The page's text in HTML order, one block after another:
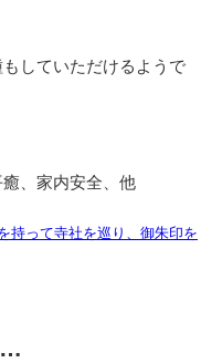
頒布されています。